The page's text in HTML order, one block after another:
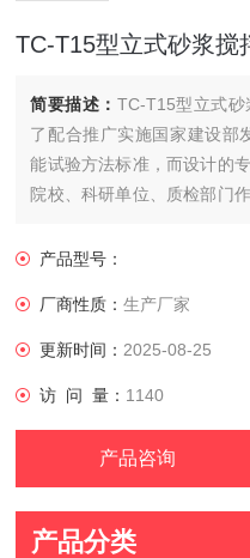
TC-T15型立式砂浆搅
简要描述： TC-T15型立式
了配合推广实施国家建设部
能试验方法标准，而设计的
院校、科研单位、质检部门
状搅拌工作。它具有搅拌叶
操作方便
产品型号：
厂商性质：生产厂家
更新时间： 2025-08-25
访 问 量： 1140
产品咨询
产品分类